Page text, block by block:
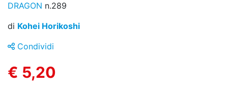
DRAGON n.289
di Kohei Horikoshi
Condividi
€ 5,20